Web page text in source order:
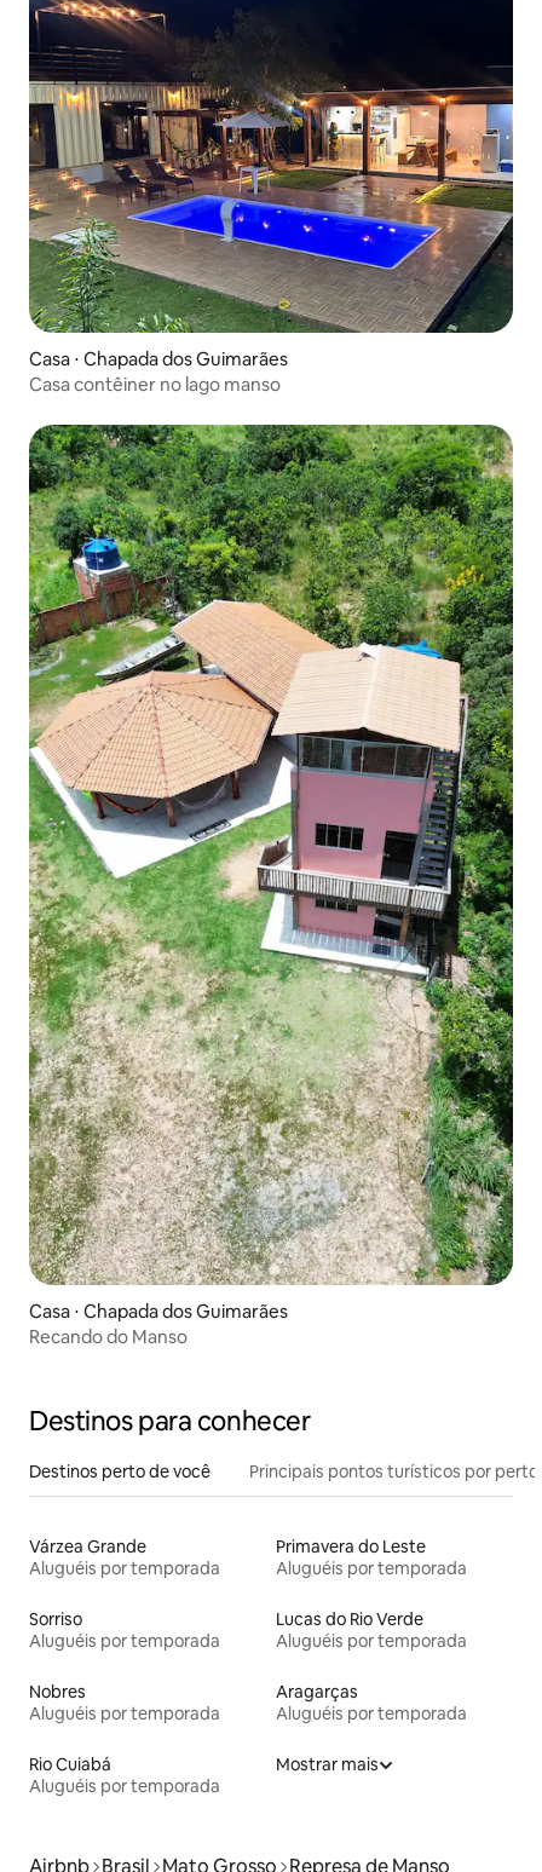
Casa ⋅ Chapada dos Guimarães
Casa contêiner no lago manso
Casa ⋅ Chapada dos Guimarães
Recando do Manso
Destinos para conhecer
Destinos perto de você Principais pontos turísticos por perto
Várzea Grande
Aluguéis por temporada
Primavera do Leste
Aluguéis por temporada
Sorriso
Aluguéis por temporada
Lucas do Rio Verde
Aluguéis por temporada
Nobres
Aluguéis por temporada
Aragarças
Aluguéis por temporada
Rio Cuiabá
Aluguéis por temporada
Mostrar mais
Airbnb Brasil Mato Grosso Represa de Manso